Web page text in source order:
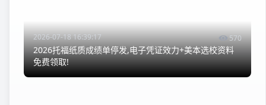
2026-07-18 16:39:17 570
2026托福纸质成绩单停发,电子凭证效力+美本选校资料
免费领取!